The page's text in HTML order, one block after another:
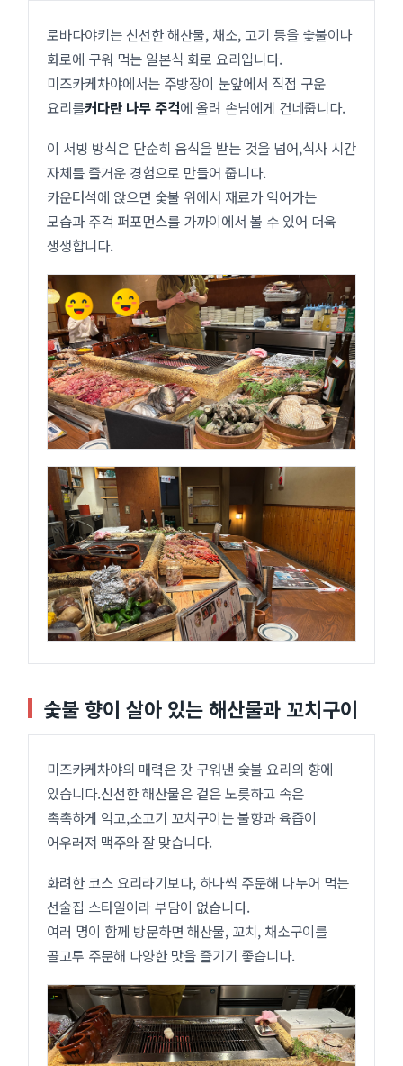
로바다야키는 신선한 해산물, 채소, 고기 등을 숯불이나
화로에 구워 먹는 일본식 화로 요리입니다.
미즈카케차야에서는 주방장이 눈앞에서 직접 구운
요리를커다란 나무 주걱에 올려 손님에게 건네줍니다.
이 서빙 방식은 단순히 음식을 받는 것을 넘어,식사 시간
자체를 즐거운 경험으로 만들어 줍니다.
카운터석에 앉으면 숯불 위에서 재료가 익어가는
모습과 주걱 퍼포먼스를 가까이에서 볼 수 있어 더욱
생생합니다.
숯불 향이 살아 있는 해산물과 꼬치구이
미즈카케차야의 매력은 갓 구워낸 숯불 요리의 향에
있습니다.신선한 해산물은 겉은 노릇하고 속은
촉촉하게 익고,소고기 꼬치구이는 불향과 육즙이
어우러져 맥주와 잘 맞습니다.
화려한 코스 요리라기보다, 하나씩 주문해 나누어 먹는
선술집 스타일이라 부담이 없습니다.
여러 명이 함께 방문하면 해산물, 꼬치, 채소구이를
골고루 주문해 다양한 맛을 즐기기 좋습니다.